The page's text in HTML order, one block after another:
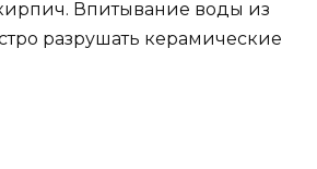
Впитывание воды из
разрушать керамические